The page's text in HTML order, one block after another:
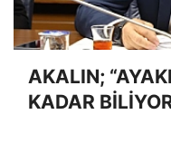
AKALIN;
KADAR